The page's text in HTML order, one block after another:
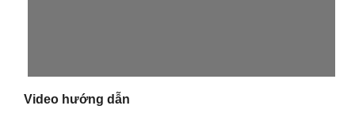
Video hướng dẫn